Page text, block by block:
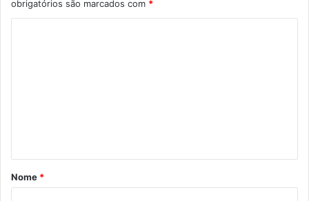
obrigatórios são marcados com *
rNome *